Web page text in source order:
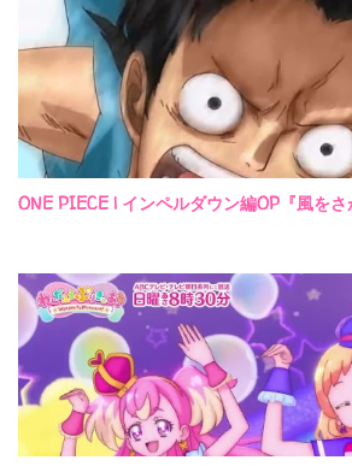
ONE PIECE | インペルダウン編OP『風を